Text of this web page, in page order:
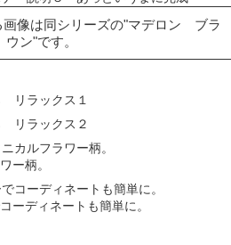
画像は同シリーズの"マデロン ブラ
ウン"です。
ー柄。
ーディネートも簡単に。